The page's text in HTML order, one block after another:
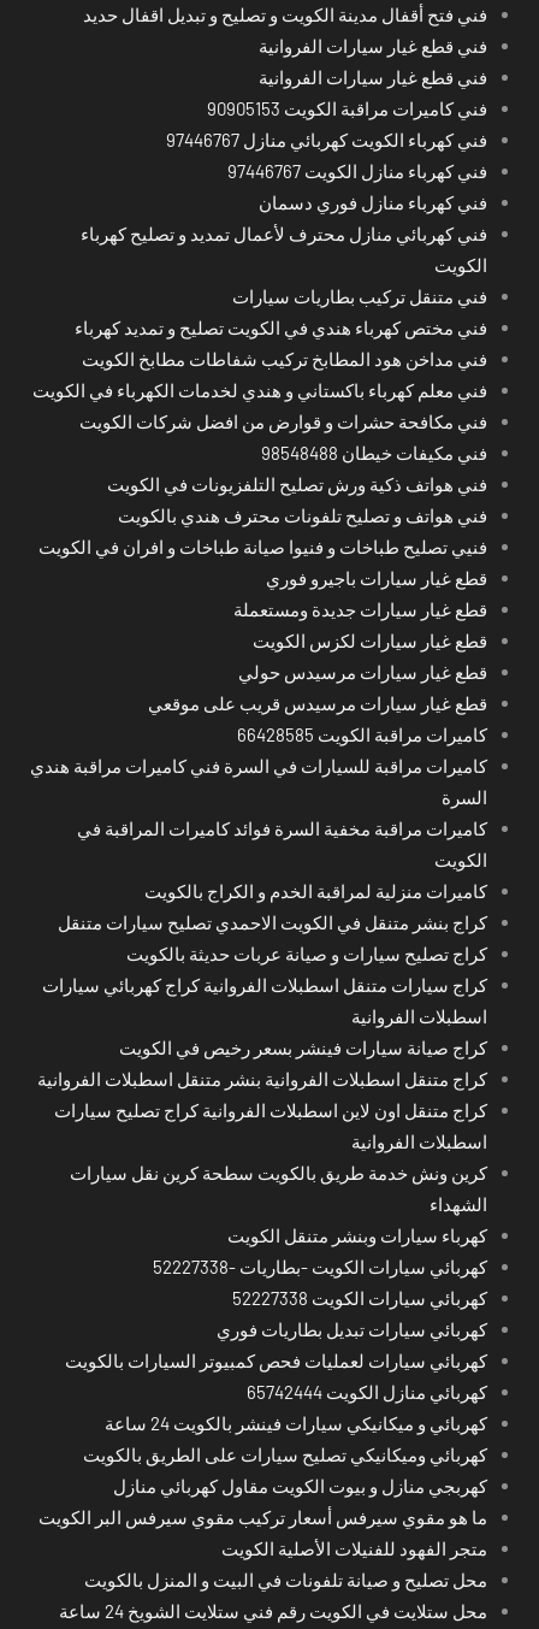
فني فتح أقفال مدينة الكويت و تصليح و تبديل اقفال حديد
فني قطع غيار سيارات الفروانية
فني قطع غيار سيارات الفروانية
فني كاميرات مراقبة الكويت 90905153
فني كهرباء الكويت كهربائي منازل 97446767
فني كهرباء منازل الكويت 97446767
فني كهرباء منازل فوري دسمان
فني كهربائي منازل محترف لأعمال تمديد و تصليح كهرباء
الكويت
فني متنقل تركيب بطاريات سيارات
فني مختص كهرباء هندي في الكويت تصليح و تمديد كهرباء
فني مداخن هود المطابخ تركيب شفاطات مطابخ الكويت
فني معلم كهرباء باكستاني و هندي لخدمات الكهرباء في الكويت
فني مكافحة حشرات و قوارض من افضل شركات الكويت
فني مكيفات خيطان 98548488
فني هواتف ذكية ورش تصليح التلفزيونات في الكويت
فني هواتف و تصليح تلفونات محترف هندي بالكويت
فنيي تصليح طباخات و فنيوا صيانة طباخات و افران في الكويت
قطع غيار سيارات باجيرو فوري
قطع غيار سيارات جديدة ومستعملة
قطع غيار سيارات لكزس الكويت
قطع غيار سيارات مرسيدس حولي
قطع غيار سيارات مرسيدس قريب على موقعي
كاميرات مراقبة الكويت 66428585
كاميرات مراقبة للسيارات في السرة فني كاميرات مراقبة هندي
السرة
كاميرات مراقبة مخفية السرة فوائد كاميرات المراقبة في
الكويت
كاميرات منزلية لمراقبة الخدم و الكراج بالكويت
كراج بنشر متنقل في الكويت الاحمدي تصليح سيارات متنقل
كراج تصليح سيارات و صيانة عربات حديثة بالكويت
كراج سيارات متنقل اسطبلات الفروانية كراج كهربائي سيارات
اسطبلات الفروانية
كراج صيانة سيارات فينشر بسعر رخيص في الكويت
كراج متنقل اسطبلات الفروانية بنشر متنقل اسطبلات الفروانية
كراج متنقل اون لاين اسطبلات الفروانية كراج تصليح سيارات
اسطبلات الفروانية
كرين ونش خدمة طريق بالكويت سطحة كرين نقل سيارات
الشهداء
كهرباء سيارات وبنشر متنقل الكويت
كهربائي سيارات الكويت -بطاريات -52227338
كهربائي سيارات الكويت 52227338
كهربائي سيارات تبديل بطاريات فوري
كهربائي سيارات لعمليات فحص كمبيوتر السيارات بالكويت
كهربائي منازل الكويت 65742444
كهربائي و ميكانيكي سيارات فينشر بالكويت 24 ساعة
كهربائي وميكانيكي تصليح سيارات على الطريق بالكويت
كهربجي منازل و بيوت الكويت مقاول كهربائي منازل
ما هو مقوي سيرفس أسعار تركيب مقوي سيرفس البر الكويت
متجر الفهود للفنيلات الأصلية الكويت
محل تصليح و صيانة تلفونات في البيت و المنزل بالكويت
محل ستلايت في الكويت رقم فني ستلايت الشويخ 24 ساعة